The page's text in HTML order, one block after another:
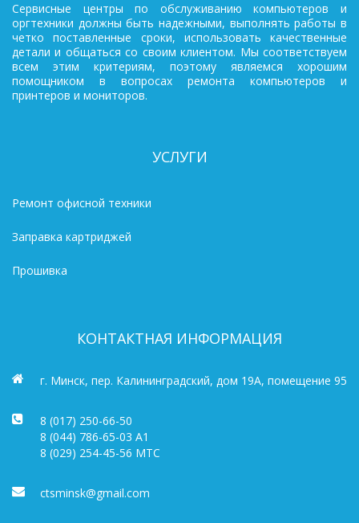
Сервисные центры по обслуживанию компьютеров и
оргтехники должны быть надежными, выполнять работы в
четко поставленные сроки, использовать качественные
детали и общаться со своим клиентом. Мы соответствуем
всем этим критериям, поэтому являемся хорошим
помощником в вопросах ремонта компьютеров и
принтеров и мониторов.
УСЛУГИ
Ремонт офисной техники
Заправка картриджей
Прошивка
КОНТАКТНАЯ ИНФОРМАЦИЯ
г. Минск, пер. Калининградский, дом 19А, помещение 95
8 (017) 250-66-50
8 (044) 786-65-03 A1
8 (029) 254-45-56 МТС
ctsminsk@gmail.com